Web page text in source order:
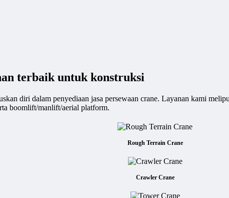
terbaik untuk konstruksi
diri dalam penyediaan jasa persewaan crane. Layanan kami
boomlift/manlift/aerial platform.
Rough Terrain Crane
Crawler Crane